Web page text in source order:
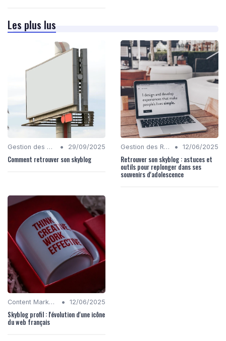
Les plus lus
Gestion des Réseaux Sociaux • 29/09/2025
Comment retrouver son skyblog
Gestion des Réseaux Sociaux • 12/06/2025
Retrouver son skyblog : astuces et
outils pour replonger dans ses
souvenirs d'adolescence
Content Marketing • 12/06/2025
Skyblog profil : l'évolution d'une icône
du web français